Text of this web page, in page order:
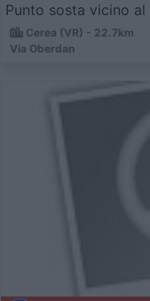
Punto sosta vicino
Cerea (VR) - 22.7km
Via Oberdan